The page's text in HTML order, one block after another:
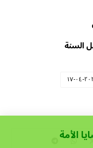
السنة
٠٤-١٧
الأمة